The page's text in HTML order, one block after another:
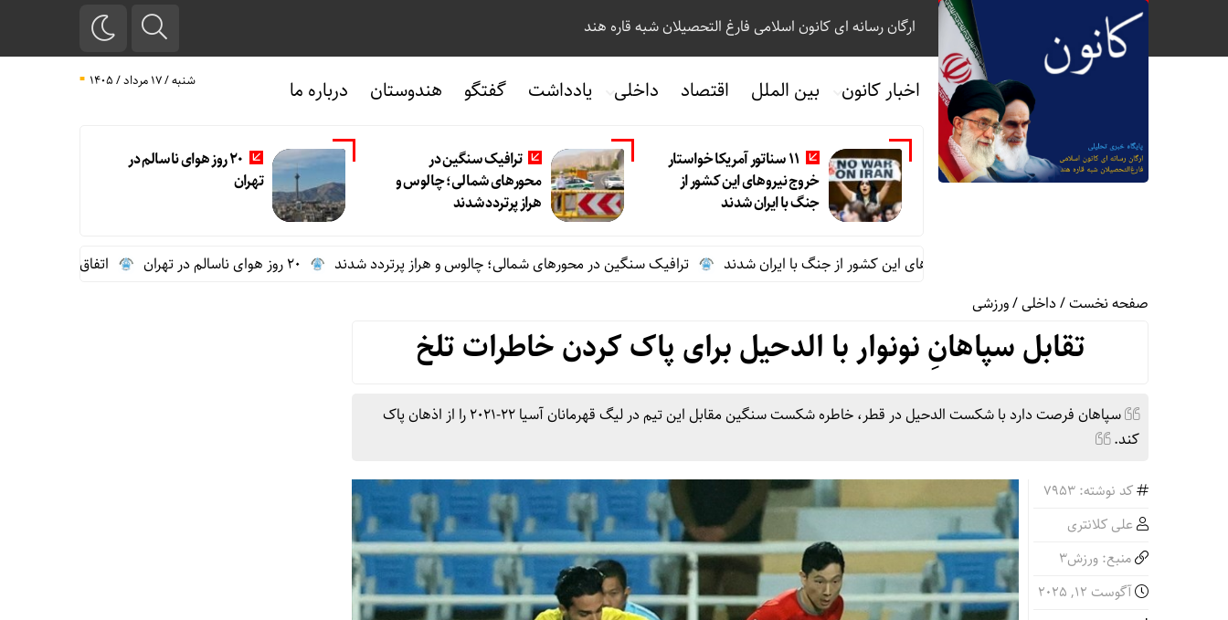
ارگان رسانه ای کانون اسلامی فارغ التحصیلان شبه قاره هند
اخبار کانون بین الملل اقتصاد داخلی یادداشت گفتگو هندوستان درباره ما شنبه / ۱۷ مرداد / ۱۴۰۵
11 سناتور آمریکا خواستار
خروج نیروهای این کشور از
جنگ با ایران شدند
ترافیک سنگین در
محورهای شمالی؛ چالوس و
هراز پرتردد شدند
20 روز هوای ناسالم در
تهران
ترافیک سنگین در محورهای شمالی؛ چالوس و هراز پرتردد شدند 20 روز هوای ناسالم در تهران
اتفاق عجیب در استقلال؛ امضای
صفحه نخست/داخلی/ورزشی
تقابل سپاهانِ نونوار با الدحیل برای پاک کردن خاطرات تلخ
سپاهان فرصت دارد با شکست الدحیل در قطر، خاطره شکست سنگین مقابل این تیم در لیگ قهرمانان آسیا ۲۲-۲۰۲۱ را از اذهان پاک
کند.
کد نوشته: 7953
علی کلانتری
منبع: ورزش3
آگوست 12, 2025